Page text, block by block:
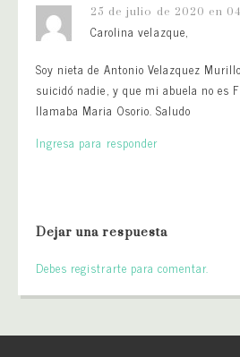
25 de julio de 2020 en
Carolina velazque,
Soy nieta de Antonio Velazquez
suicidó nadie, y que mi abuela no es
llamaba Maria Osorio. Saludo
Ingresa para responder
Dejar una respuesta
Debes registrarte para comentar.